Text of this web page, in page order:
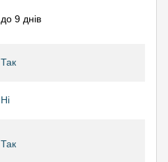
до 9 днів
Так
Ні
Так